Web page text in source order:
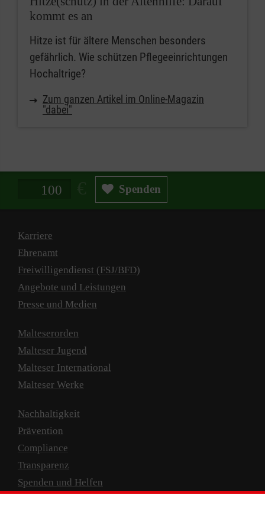
kommt es an
Hitze ist für ältere Menschen besonders
gefährlich. Wie schützen Pflegeeinrichtungen
Hochaltrige?
Zum ganzen Artikel im Online-Magazin
"dabei"
Spendenbetrag in Euro Spenden
Karriere
Ehrenamt
Freiwilligendienst (FSJ/BFD)
Angebote und Leistungen
Presse und Medien
Malteserorden
Malteser Jugend
Malteser International
Malteser Werke
Nachhaltigkeit
Prävention
Compliance
Transparenz
Spenden und Helfen